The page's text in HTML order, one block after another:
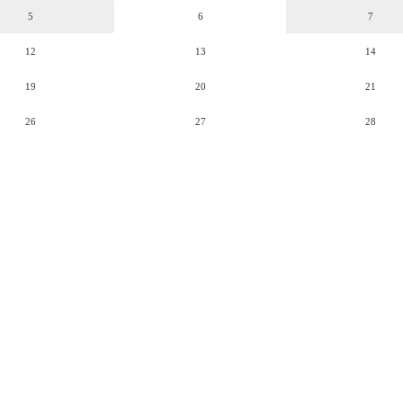
5 6 7
12 13 14
19 20 21
26 27 28